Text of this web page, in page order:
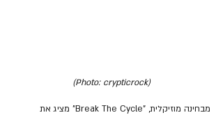
(Photo: crypticrock)
מבחינה מוזיקלית, "Break The Cycle" מציג את